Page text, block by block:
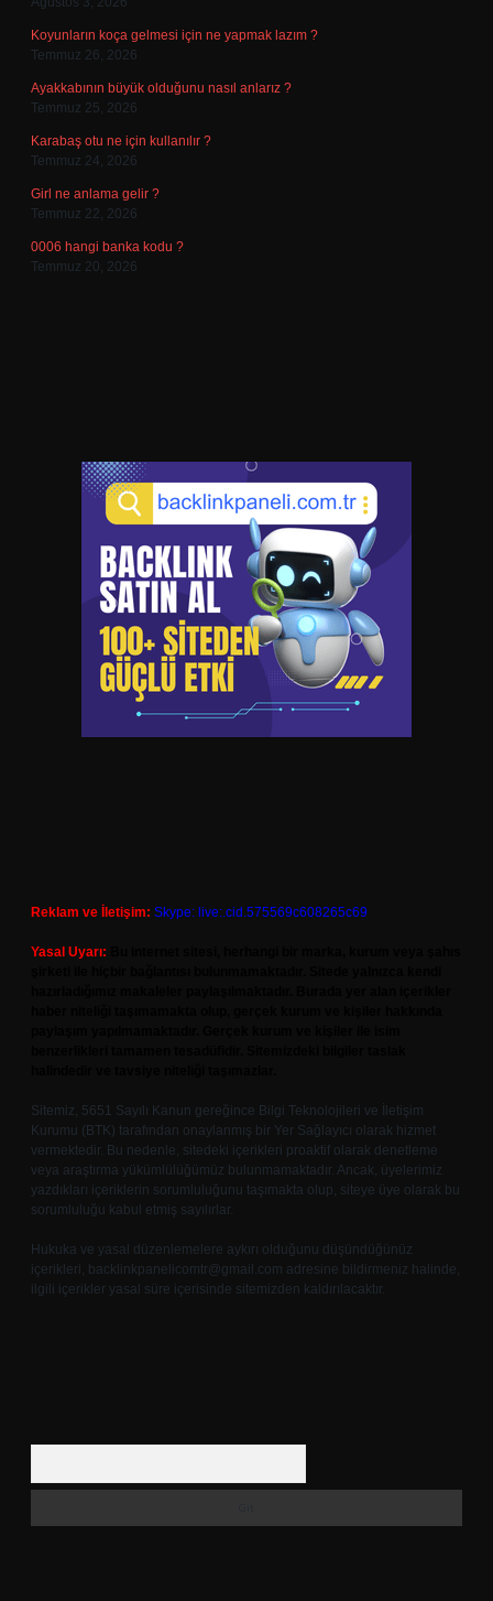
Koyunların koça gelmesi için ne yapmak lazım ?
Temmuz 26, 2026
Ayakkabının büyük olduğunu nasıl anlarız ?
Temmuz 25, 2026
Karabaş otu ne için kullanılır ?
Temmuz 24, 2026
Girl ne anlama gelir ?
Temmuz 22, 2026
0006 hangi banka kodu ?
Temmuz 20, 2026
Reklam ve İletişim: Skype: live:.cid.575569c608265c69
Yasal Uyarı:
Sitemiz, 5651 Sayılı Kanun gereğince Bilgi Teknolojileri ve İletişim
Kurumu (BTK) tarafından onaylanmış bir Yer Sağlayıcı olarak hizmet
vermektedir. Bu nedenle, sitedeki içerikleri proaktif olarak denetleme
veya araştırma yükümlülüğümüz bulunmamaktadır. Ancak, üyelerimiz
yazdıkları içeriklerin sorumluluğunu taşımakta olup, siteye üye olarak bu
sorumluluğu kabul etmiş sayılırlar.
Hukuka ve yasal düzenlemelere aykırı olduğunu düşündüğünüz
içerikleri, backlinkpanelicomtr@gmail.com adresine bildirmeniz halinde,
ilgili içerikler yasal süre içerisinde sitemizden kaldırılacaktır.